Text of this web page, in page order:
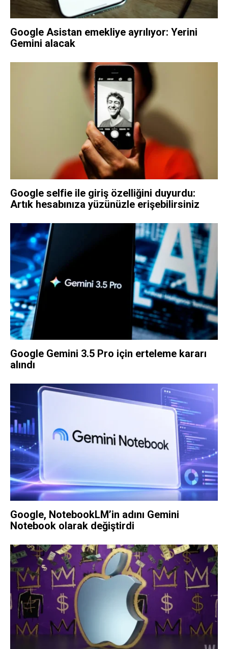
Google Asistan emekliye ayrılıyor: Yerini
Gemini alacak
Google selfie ile giriş özelliğini duyurdu:
Artık hesabınıza yüzünüzle erişebilirsiniz
Google Gemini 3.5 Pro için erteleme kararı
alındı
Google, NotebookLM’in adını Gemini
Notebook olarak değiştirdi